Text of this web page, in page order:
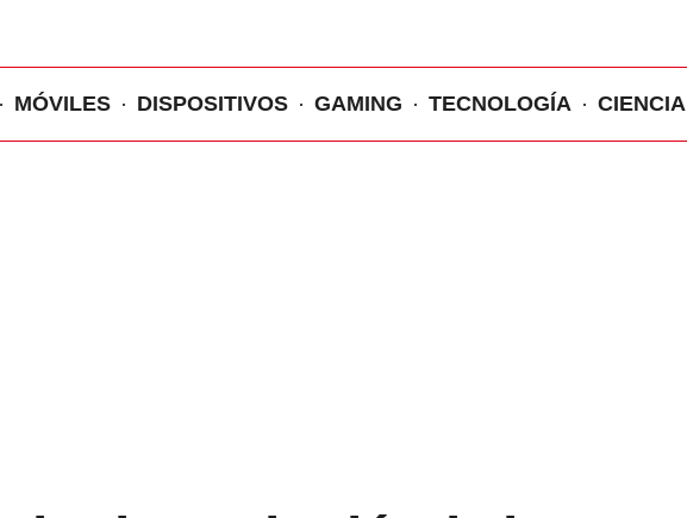
MÓVILES DISPOSITIVOS GAMING TECNOLOGÍA CIENCIA